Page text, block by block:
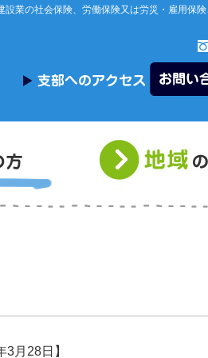
設業の社会保険、労働保険又は労災・雇用保
3月28日】